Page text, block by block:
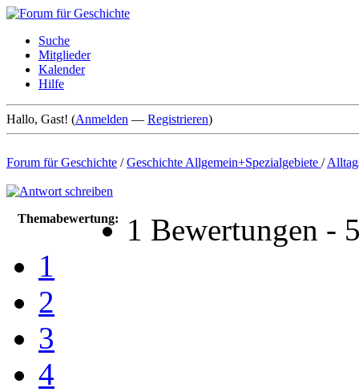
Suche
Mitglieder
Kalender
Hilfe
Hallo, Gast! (Anmelden — Registrieren)
Forum für Geschichte /Geschichte Allgemein+Spezialgebiete /
Themabewertung:
1 Bewertungen -
1
2
3
4